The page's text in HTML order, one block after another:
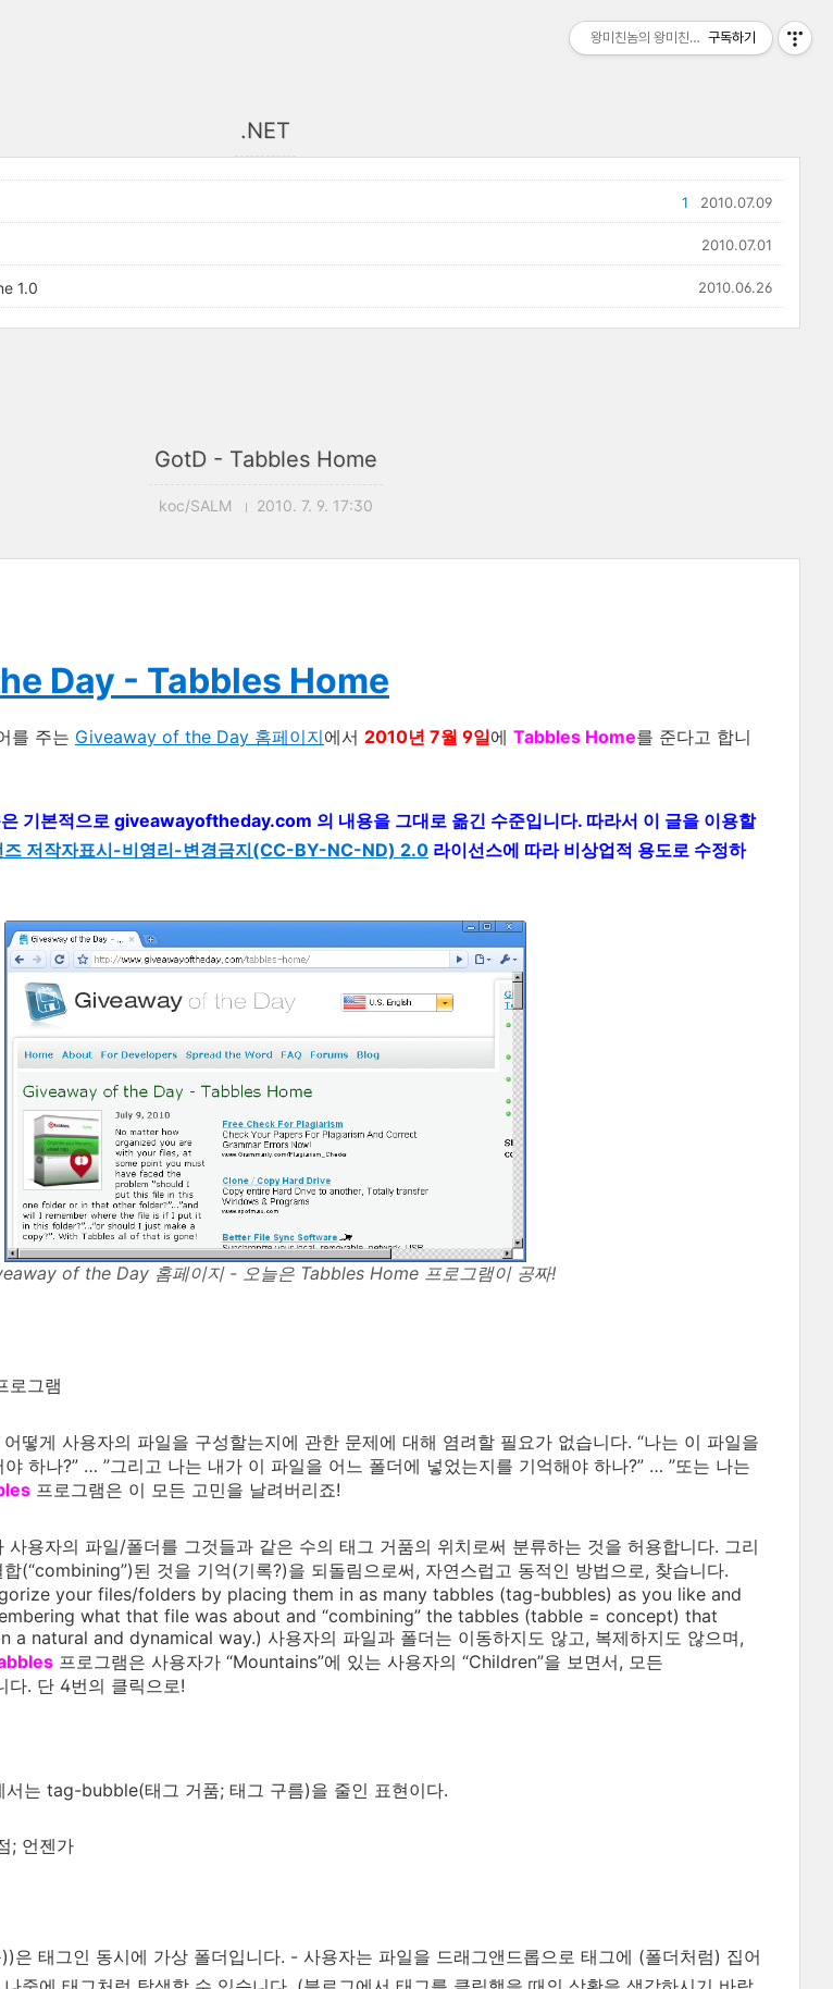
.NET
2010.07.09
1
2010.07.01
1.0 2010.06.26
GotD - Tabbles Home
koc/SALM 2010. 7. 9. 17:30
Day - Tabbles Home
를 주는 Giveaway of the Day 홈페이지에서 2010년 7월 9일에 Tabbles Home를 준다고 합니
기본적으로 giveawayoftheday.com 의 내용을 그대로 옮긴 수준입니다. 따라서 이 글을 이용할
즈 저작자표시-비영리-변경금지(CC-BY-NC-ND) 2.0 라이선스에 따라 비상업적 용도로 수정하
of the Day 홈페이지 - 오늘은 Tabbles Home 프로그램이 공짜!
로그램
떻게 사용자의 파일을 구성할는지에 관한 문제에 대해 염려할 필요가 없습니다. “나는 이 파일을
하나?” … ”그리고 나는 내가 이 파일을 어느 폴더에 넣었는지를 기억해야 하나?” … ”또는 나는
프로그램은 이 모든 고민을 날려버리죠!
사용자의 파일/폴더를 그것들과 같은 수의 태그 거품의 위치로써 분류하는 것을 허용합니다. 그리
합(“combining”)된 것을 기억(기록?)을 되돌림으로써, 자연스럽고 동적인 방법으로, 찾습니다.
your files/folders by placing them in as many tabbles (tag-bubbles) as you like and
what that file was about and “combining” the tabbles (tabble = concept) that
natural and dynamical way.) 사용자의 파일과 폴더는 이동하지도 않고, 복제하지도 않으며,
프로그램은 사용자가 “Mountains”에 있는 사용자의 “Children”을 보면서, 모든
다. 단 4번의 클릭으로!
는 tag-bubble(태그 거품; 태그 구름)을 줄인 표현이다.
; 언젠가
은 태그인 동시에 가상 폴더입니다. - 사용자는 파일을 드래그앤드롭으로 태그에 (폴더처럼) 집어
왕미친놈의 왕미친세상구독하기